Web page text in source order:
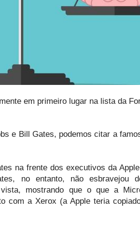
em primeiro lugar na lista da
e Bill Gates, podemos citar a
na frente dos executivos da
no entanto, não esbravejou
mostrando que o que a
com a Xerox (a Apple teria